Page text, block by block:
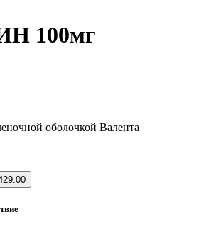
100мг
оболочкой Валента